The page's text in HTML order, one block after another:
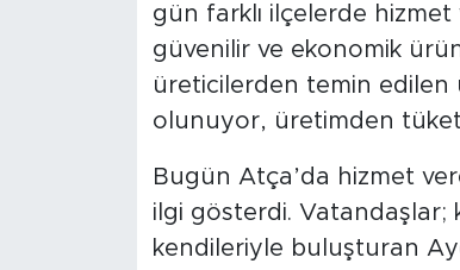
gün farklı ilçelerde
güvenilir ve ekonomik
üreticilerden temin
olunuyor, üretimden
Bugün Atça’da hizmet
ilgi gösterdi. Vatandaşlar;
kendileriyle buluşturan